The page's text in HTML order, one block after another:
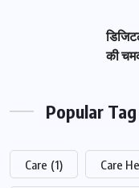
की
Popular Tag
Care (1) Care